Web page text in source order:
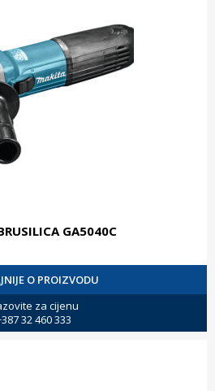
GA5040C
O PROIZVODU
za cijenu
32 460 333